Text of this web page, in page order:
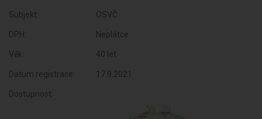
Subjekt: OSVČ
DPH: Neplátce
Věk: 40 let
Datum registrace: 17.9.2021
Dostupnost: